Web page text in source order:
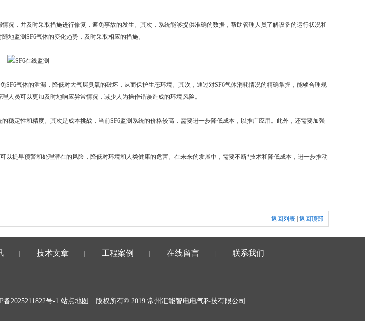
，并及时采取措施进行修复，避免事故的发生。其次，系统能够提供准确的数据，帮助管理人员了解设备的运行状况和
地监测SF6气体的变化趋势，及时采取相应的措施。
气体的泄漏，降低对大气层臭氧的破坏，从而保护生态环境。其次，通过对SF6气体消耗情况的精确掌握，能够合理规
人员可以更加及时地响应异常情况，减少人为操作错误造成的环境风险。
定性和精度。其次是成本挑战，当前SF6监测系统的价格较高，需要进一步降低成本，以推广应用。此外，还需要加强
提早预警和处理潜在的风险，降低对环境和人类健康的危害。在未来的发展中，需要不断*技术和降低成本，进一步推动
返回列表 返回顶部
技术文章 工程案例 在线留言 联系我们
备2025211822号-1 站点地图 版权所有© 2019 常州汇能智电电气科技有限公司